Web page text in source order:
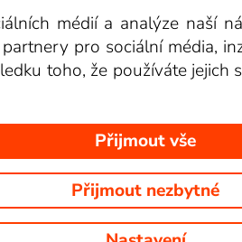
Videotéka
jsou zobrazovány obrázky z
médií a analýze naší
pro sociální média,
toho, že používáte jejich
Přijmout vše
Přijmout nezbytné